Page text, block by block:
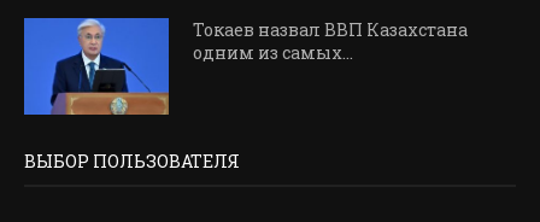
Токаев назвал ВВП Казахстана
одним из самых...
ВЫБОР ПОЛЬЗОВАТЕЛЯ